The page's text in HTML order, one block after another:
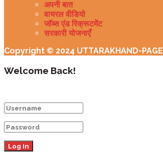
अपनी बात
वायरल वीडियो
जॉब्स एंड रिक्रूटमेंट
सरकारी योजनाएँ
Copyright © 2024 UTTARAKHAND-PAGE
Welcome Back!